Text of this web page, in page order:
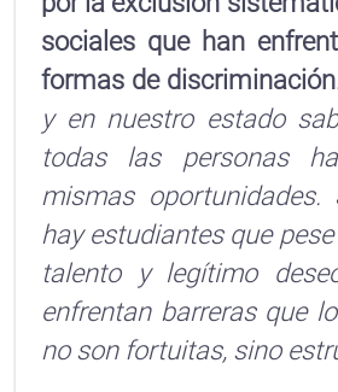
sociales que han
formas de discriminación
y en nuestro estado
todas las personas
mismas oportunidades.
hay estudiantes que
talento y legítimo
enfrentan barreras que
no son fortuitas, sino